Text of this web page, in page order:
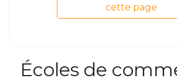
cette page
Écoles de